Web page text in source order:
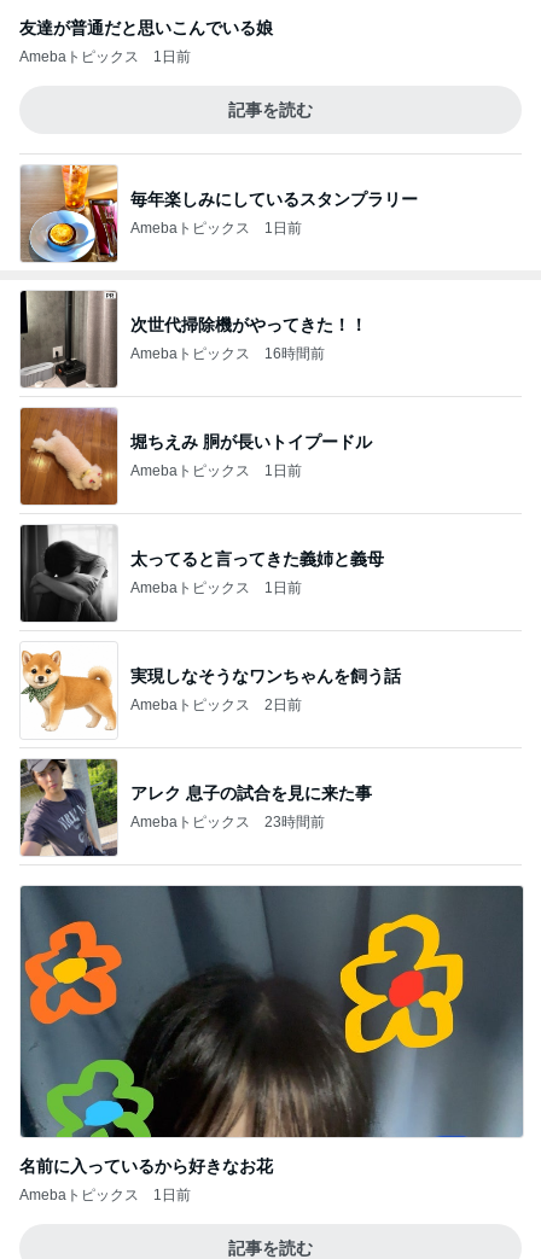
友達が普通だと思いこんでいる娘
Amebaトピックス 1日前
記事を読む
毎年楽しみにしているスタンプラリー
Amebaトピックス 1日前
次世代掃除機がやってきた！！
Amebaトピックス 16時間前
堀ちえみ 胴が長いトイプードル
Amebaトピックス 1日前
太ってると言ってきた義姉と義母
Amebaトピックス 1日前
実現しなそうなワンちゃんを飼う話
Amebaトピックス 2日前
アレク 息子の試合を見に来た事
Amebaトピックス 23時間前
名前に入っているから好きなお花
Amebaトピックス 1日前
記事を読む